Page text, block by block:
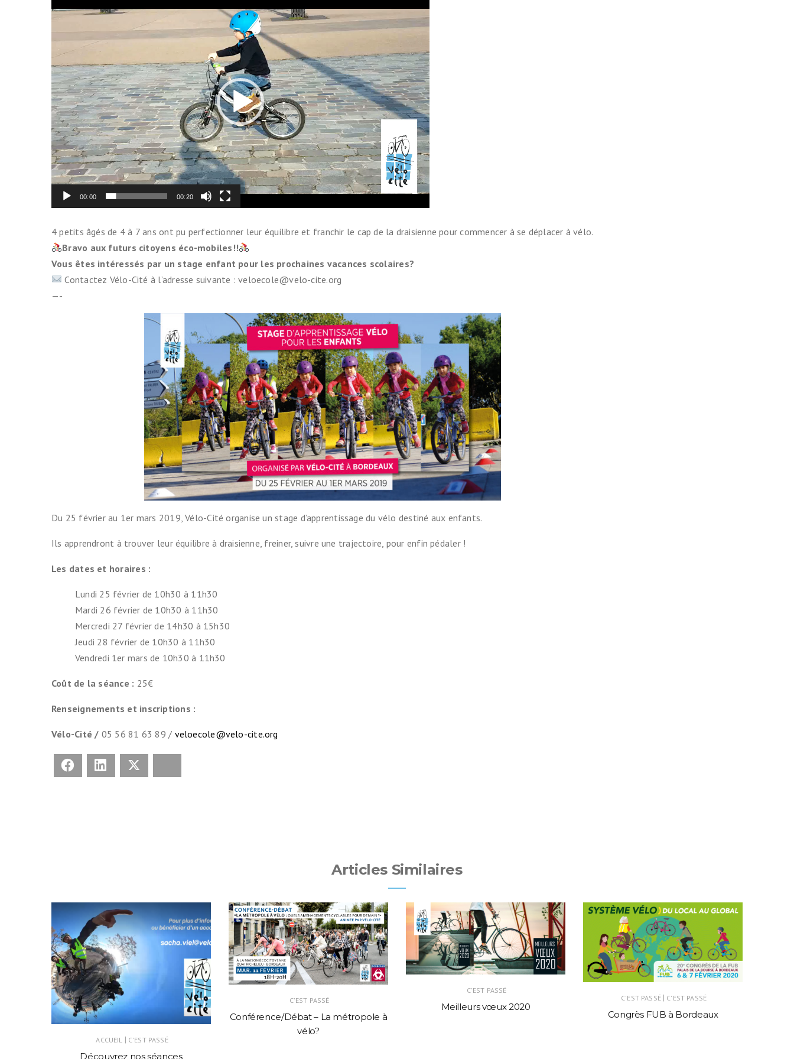
Indemnité kilométrique vélo
(IKV)
Contre le vol
Prendre le train avec son vélo
Cartes & Plans
Liste des vélocistes
partenaires
Entretenir son vélo
Se balader
vidéo
00:00 00:20
4 petits âgés de 4 à 7 ans ont pu perfectionner leur équilibre et franchir le cap de la draisienne pour commencer à se déplacer à vélo.
Bravo aux futurs citoyens éco-mobiles!!
Vous êtes intéressés par un stage enfant pour les prochaines vacances scolaires?
Contactez Vélo-Cité à l’adresse suivante : veloecole@velo-cite.org
—-
Du 25 février au 1er mars 2019, Vélo-Cité organise un stage d’apprentissage du vélo destiné aux enfants.
Ils apprendront à trouver leur équilibre à draisienne, freiner, suivre une trajectoire, pour enfin pédaler !
Les dates et horaires :
Lundi 25 février de 10h30 à 11h30
Mardi 26 février de 10h30 à 11h30
Mercredi 27 février de 14h30 à 15h30
Jeudi 28 février de 10h30 à 11h30
Vendredi 1er mars de 10h30 à 11h30
Coût de la séance : 25€
Renseignements et inscriptions :
Vélo-Cité / 05 56 81 63 89 / veloecole@velo-cite.org
Facebook LinkedIn
Articles Similaires
ACCUEIL | C'EST PASSÉ
Découvrez nos séances
C'EST PASSÉ
Conférence/Débat – La métropole à
vélo?
C'EST PASSÉ
Meilleurs vœux 2020
C'EST PASSÉ | C'EST PASSÉ
Congrès FUB à Bordeaux